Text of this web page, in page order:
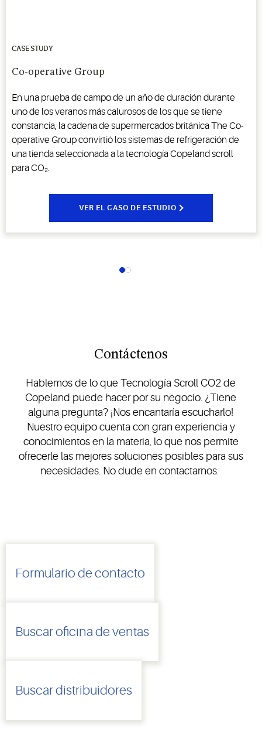
CASE STUDY
Co-operative Group
En una prueba de campo de un año de duración durante
uno de los veranos más calurosos de los que se tiene
constancia, la cadena de supermercados británica The Co-
operative Group convirtió los sistemas de refrigeración de
una tienda seleccionada a la tecnología Copeland scroll
para CO₂.
VER EL CASO DE ESTUDIO
Contáctenos
Hablemos de lo que Tecnología Scroll CO2 de
Copeland puede hacer por su negocio. ¿Tiene
alguna pregunta? ¡Nos encantaría escucharlo!
Nuestro equipo cuenta con gran experiencia y
conocimientos en la materia, lo que nos permite
ofrecerle las mejores soluciones posibles para sus
necesidades. No dude en contactarnos.
Formulario de contacto
Buscar oficina de ventas
Buscar distribuidores